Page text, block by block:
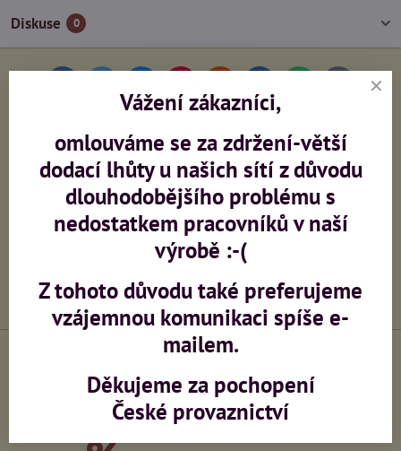
Diskuse 0
Předchozí produkt Následující produkt
Potřebujete poradit?
+420 603 473 958
Výroba sítí na zakázku
Zaměření, montáž,
konzultace
Vážení zákazníci,
omlouváme se za zdržení-větší
dodací lhůty u našich sítí z důvodu
dlouhodobějšího problému s
nedostatkem pracovníků v naší
výrobě :-(
Z tohoto důvodu také preferujeme
vzájemnou komunikaci spíše e-
mailem.
Děkujeme za pochopení
České provaznictví